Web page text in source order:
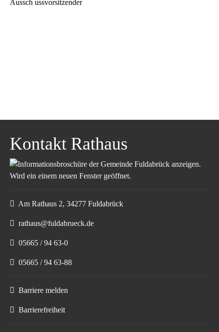
Aussch ussvorsitzender
Kontakt Rathaus
Am Rathaus 2, 34277 Fuldabrück
rathaus@fuldabrueck.de
05665 / 94 63-0
05665 / 94 63-88
Barriere melden
Barrierefreiheit